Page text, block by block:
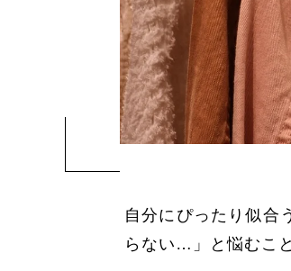
自分にぴったり似合
らない…」と悩むこ